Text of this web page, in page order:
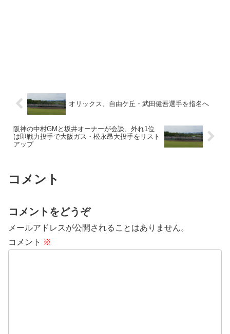
オリックス、自由ケ丘・武田健吾選手を指名へ
阪神の中村GMと坂井オーナーが会談、外れ1位
は即戦力投手で大阪ガス・松永昂大投手をリスト
アップ
コメント
コメントをどうぞ
メールアドレスが公開されることはありません。
コメント ※